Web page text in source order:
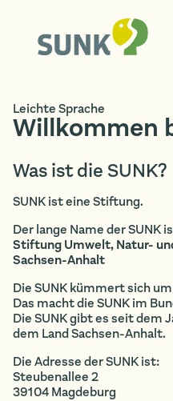
Leichte Sprache
Willkommen
Was ist die SUNK?
SUNK ist eine Stiftung.
Der lange Name der SUNK
Stiftung Umwelt, Natur-
Sachsen-Anhalt
Die SUNK kümmert sich
Das macht die SUNK im
Die SUNK gibt es seit dem
dem Land Sachsen-Anhalt.
Die Adresse der SUNK ist:
Steubenallee 2
39104 Magdeburg